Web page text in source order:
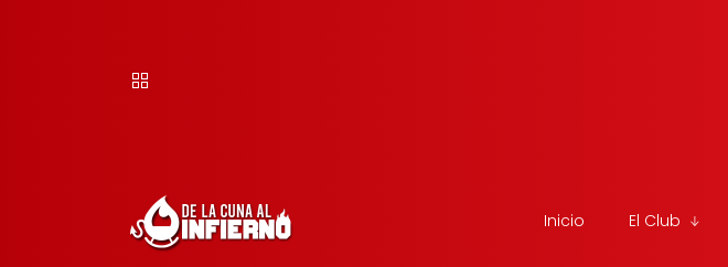
Inicio El Club